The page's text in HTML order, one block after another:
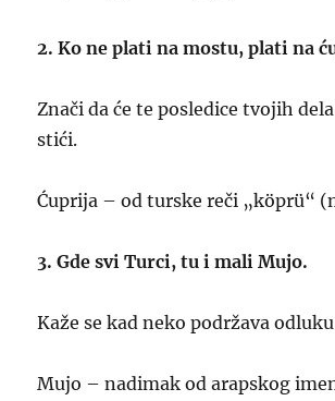
2. Ko ne plati na mostu, plati na
Znači da će te posledice tvojih
stići.
Ćuprija – od turske reči „köprü“
3. Gde svi Turci, tu i mali Mujo.
Kaže se kad neko podržava
Mujo – nadimak od arapskog